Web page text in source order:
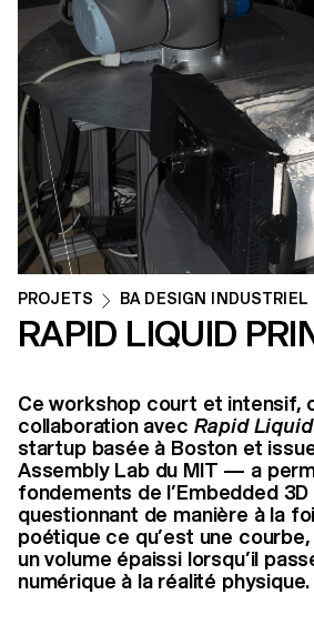
PROJETS BA DESIGN INDUSTRIEL
RAPID LIQUID
Ce workshop court et intensif,
collaboration avec Rapid
startup basée à Boston et
Assembly Lab du MIT — a
fondements de l’Embedded
questionnant de manière à la
poétique ce qu’est une
un volume épaissi lorsqu’il
numérique à la réalité physique.